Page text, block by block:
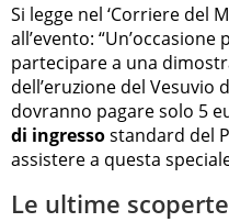
Si legge nel ‘Corriere del
all’evento:
partecipare a una
dell’eruzione del Vesuvio
dovranno pagare solo 5
di ingressostandard del
assistere a questa
Le ultime